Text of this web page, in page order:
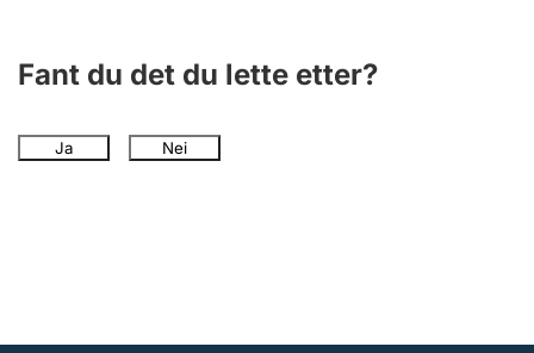
Andre tema
Fant du det du lette etter?
Ja Nei